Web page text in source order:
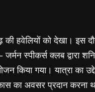
को देखा। इस
स्पीकर्स क्लब द्वारा
गया। यात्रा का उद्देश्य
का अवसर प्रदान करना